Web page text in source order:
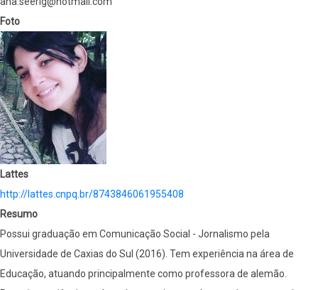
Foto
Lattes
http://lattes.cnpq.br/8743846061955408
Resumo
Possui graduação em Comunicação Social - Jornalismo pela
Universidade de Caxias do Sul (2016). Tem experiência na área de
Educação, atuando principalmente como professora de alemão.